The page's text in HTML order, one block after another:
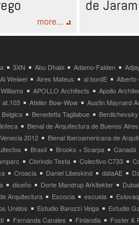
more...
de
3XN Abu Dhabi Adamo-Faiden
Ai Weiwei Aires Mateus al bordE
Alberto
APOLLO Architects
Apollo
at.103 Atelier Bow-Wow
Austin Maynard
Belgica Benedetta Tagliabue
Bienal de Arquitectura de Buenos Aires
2012
Bienal Iberoamericana de
Brasil Brooks + Scarpa
Canadá
Clorindo Testa Colectivo C733
Croacia Daniel Libeskind dataAE
diseño Dorte Mandrup Arkitekter
Dubai
Arquitectura Escocia escuela
Unidos Estudio Barozzi Veiga
Estudio
Fernanda Canales Finlandia
Foster &